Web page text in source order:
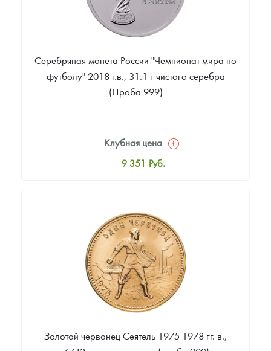
Серебряная монета России "Чемпионат мира по
футболу" 2018 г.в., 31.1 г чистого серебра
(Проба 999)
Клубная цена
9 351 Руб.
Цена выкупа
Звоните
Золотой червонец Сеятель 1975 1978 гг. в.,